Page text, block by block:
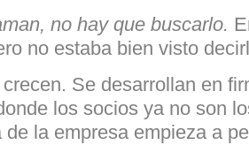
no hay que buscarlo.
no estaba bien visto
Se desarrollan en
los socios ya no son
de la empresa empieza a